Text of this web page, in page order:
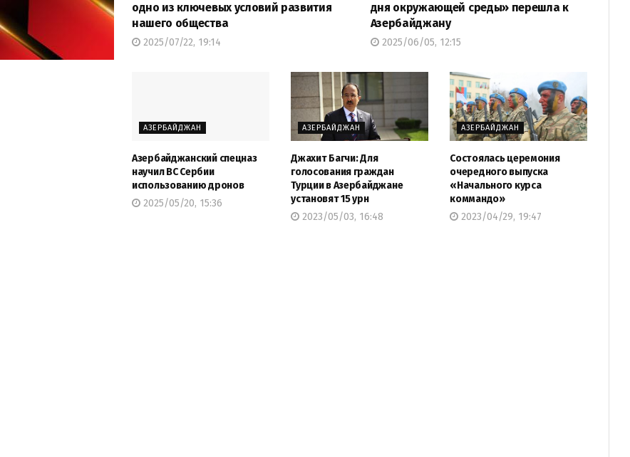
одно из ключевых условий развития
нашего общества
2025/07/22, 19:14
дня окружающей среды» перешла к
Азербайджану
2025/06/05, 12:15
АЗЕРБАЙДЖАН
Азербайджанский спецназ
научил ВС Сербии
использованию дронов
2025/05/20, 15:36
АЗЕРБАЙДЖАН
Джахит Багчи: Для
голосования граждан
Турции в Азербайджане
установят 15 урн
2023/05/03, 16:48
АЗЕРБАЙДЖАН
Состоялась церемония
очередного выпуска
«Начального курса
коммандо»
2023/04/29, 19:47